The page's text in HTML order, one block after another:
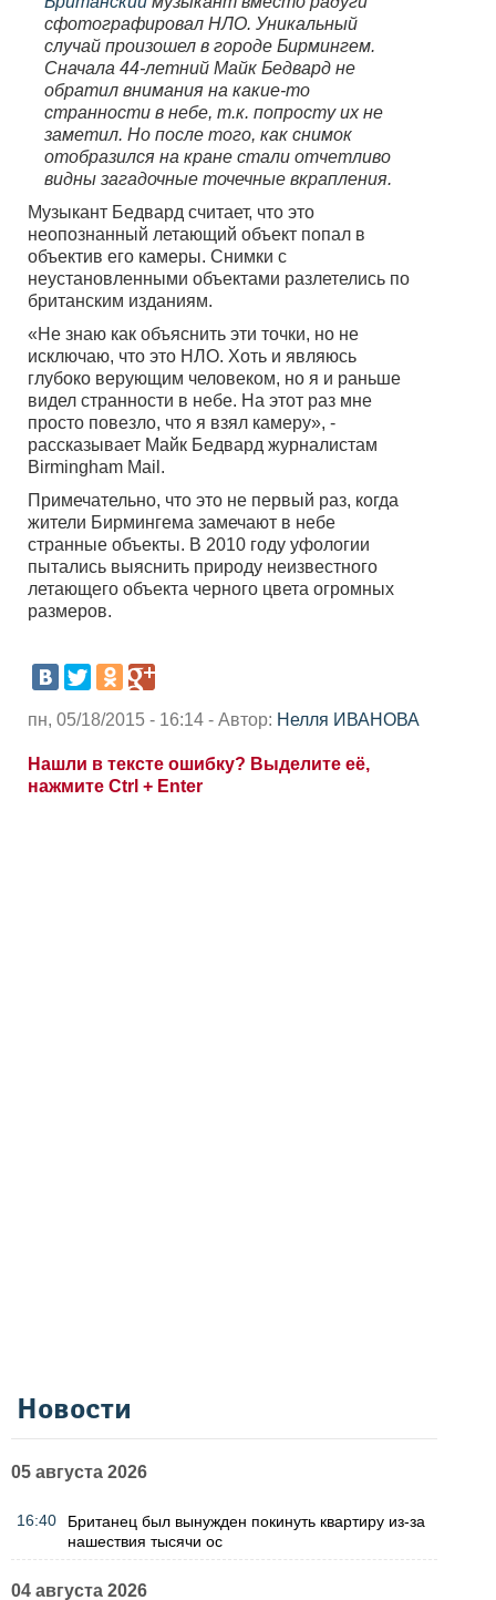
сфотографировал НЛО. Уникальный
случай произошел в городе Бирмингем.
Сначала 44-летний Майк Бедвард не
обратил внимания на какие-то
странности в небе, т.к. попросту их не
заметил. Но после того, как снимок
отобразился на кране стали отчетливо
видны загадочные точечные вкрапления.
Музыкант Бедвард считает, что это
неопознанный летающий объект попал в
объектив его камеры. Снимки с
неустановленными объектами разлетелись по
британским изданиям.
«Не знаю как объяснить эти точки, но не
исключаю, что это НЛО. Хоть и являюсь
глубоко верующим человеком, но я и раньше
видел странности в небе. На этот раз мне
просто повезло, что я взял камеру», -
рассказывает Майк Бедвард журналистам
Birmingham Mail.
Примечательно, что это не первый раз, когда
жители Бирмингема замечают в небе
странные объекты. В 2010 году уфологии
пытались выяснить природу неизвестного
летающего объекта черного цвета огромных
размеров.
пн, 05/18/2015 - 16:14 - Автор: Нелля ИВАНОВА
Нашли в тексте ошибку? Выделите её,
нажмите Ctrl + Enter
Новости
05 августа 2026
16:40
Британец был вынужден покинуть квартиру из-за
нашествия тысячи ос
04 августа 2026